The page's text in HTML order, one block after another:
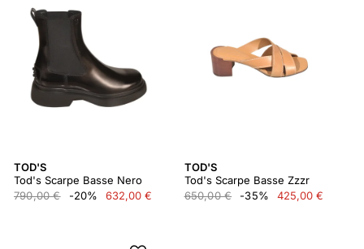
TOD'S
Tod's Scarpe Basse Nero
790,00 €
-20% 632,00 €
TOD'S
Tod's Scarpe Basse Zzzr
650,00 €
-35% 425,00 €